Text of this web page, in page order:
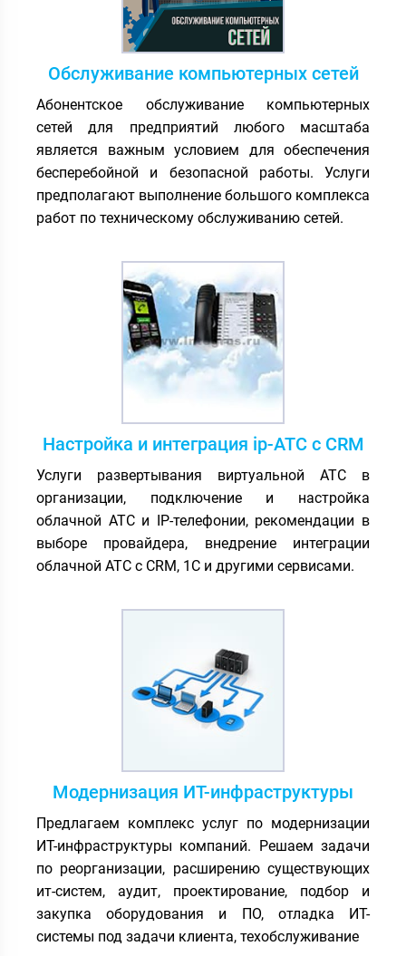
Обслуживание компьютерных сетей
Абонентское обслуживание компьютерных
сетей для предприятий любого масштаба
является важным условием для обеспечения
бесперебойной и безопасной работы. Услуги
предполагают выполнение большого комплекса
работ по техническому обслуживанию сетей.
Настройка и интеграция ip-АТС с CRM
Услуги развертывания виртуальной АТС в
организации, подключение и настройка
облачной АТС и IP-телефонии, рекомендации в
выборе провайдера, внедрение интеграции
облачной АТС с CRM, 1С и другими сервисами.
Модернизация ИТ-инфраструктуры
Предлагаем комплекс услуг по модернизации
ИТ-инфраструктуры компаний. Решаем задачи
по реорганизации, расширению существующих
ит-систем, аудит, проектирование, подбор и
закупка оборудования и ПО, отладка ИТ-
системы под задачи клиента, техобслуживание